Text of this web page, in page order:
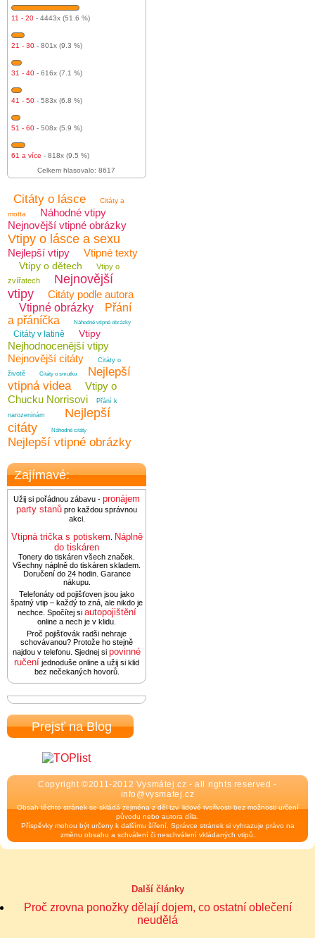
11 - 20 - 4443x (51.6 %)
21 - 30 - 801x (9.3 %)
31 - 40 - 616x (7.1 %)
41 - 50 - 583x (6.8 %)
51 - 60 - 508x (5.9 %)
61 a více - 818x (9.5 %)
Celkem hlasovalo: 8617
Citáty o lásce
Citáty a
motta
Náhodné vtipy
Nejnovější vtipné obrázky
Vtipy o lásce a sexu
Nejlepší vtipy Vtipné texty
Vtipy o dětech
Vtipy o
zvířatech
Nejnovější
vtipy
Citáty podle autora
Vtipné obrázky
Přání
a přáníčka
Náhodné vtipné obrázky
Citáty v latině Vtipy
Nejhodnocenější vtipy
Nejnovější citáty
Citáty o
životě
Citáty o smutku
Nejlepší
vtipná videa
Vtipy o
Chucku Norrisovi
Přání k
narozeninám
Nejlepší
citáty
Náhodné citáty
Nejlepší vtipné obrázky
Zajímavé:
Užij si pořádnou zábavu - pronájem
party stanů pro každou správnou
akci.
Vtipná trička s potiskem Náplně
do tiskáren
Tonery do tiskáren všech značek.
Všechny náplně do tiskáren skladem.
Doručení do 24 hodin. Garance
nákupu.
Telefonáty od pojišťoven jsou jako
špatný vtip – každý to zná, ale nikdo je
nechce. Spočítej si autopojištění
online a nech je v klidu.
Proč pojišťovák radši nehraje
schovávanou? Protože ho stejně
najdou v telefonu. Sjednej si povinné
ručení jednoduše online a užij si klid
bez nečekaných hovorů.
Prejsť na Blog
Copyright ©2011-2012 Vysmátej.cz - all rights reserved -
info@vysmatej.cz
Obsah těchto stránek se skládá zejména z děl tzv. lidové tvořivosti bez možnosti určení
původu nebo autora díla.
Příspěvky mohou být určeny k dalšímu šíření. Správce stránek si vyhrazuje právo na
změnu obsahu a schválení či neschválení vkládaných vtipů.
Další články
Proč zrovna ponožky dělají dojem, co ostatní oblečení
neudělá